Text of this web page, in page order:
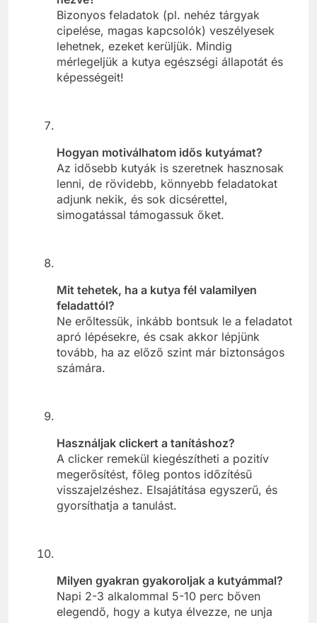
Bizonyos feladatok (pl. nehéz tárgyak
cipelése, magas kapcsolók) veszélyesek
lehetnek, ezeket kerüljük. Mindig
mérlegeljük a kutya egészségi állapotát és
képességeit!
Hogyan motiválhatom idős kutyámat?
Az idősebb kutyák is szeretnek hasznosak
lenni, de rövidebb, könnyebb feladatokat
adjunk nekik, és sok dicsérettel,
simogatással támogassuk őket.
Mit tehetek, ha a kutya fél valamilyen
feladattól?
Ne erőltessük, inkább bontsuk le a feladatot
apró lépésekre, és csak akkor lépjünk
tovább, ha az előző szint már biztonságos
számára.
Használjak clickert a tanításhoz?
A clicker remekül kiegészítheti a pozitív
megerősítést, főleg pontos időzítésű
visszajelzéshez. Elsajátítása egyszerű, és
gyorsíthatja a tanulást.
Milyen gyakran gyakoroljak a kutyámmal?
Napi 2-3 alkalommal 5-10 perc bőven
elegendő, hogy a kutya élvezze, ne unja